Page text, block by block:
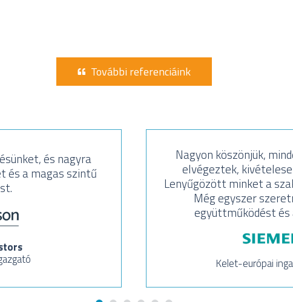
További referenciáink
és nagyra
a magas szintű
Nagyon köszönjük,
elvégeztek,
Lenyűgözött minket a
Még egyszer
együttműködést
Kelet-európai